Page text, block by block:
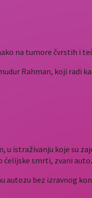
na tumore čvrstih i
Rahman, koji radi
koje su
smrti, zvani
autozu bez izravnog